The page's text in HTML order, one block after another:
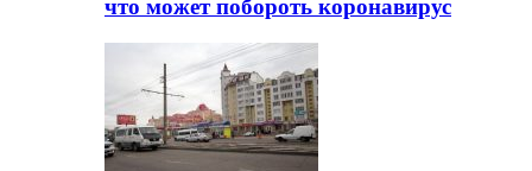
что может побороть коронавирус